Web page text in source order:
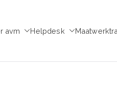
- ondernemingsraad
avm Helpdesk